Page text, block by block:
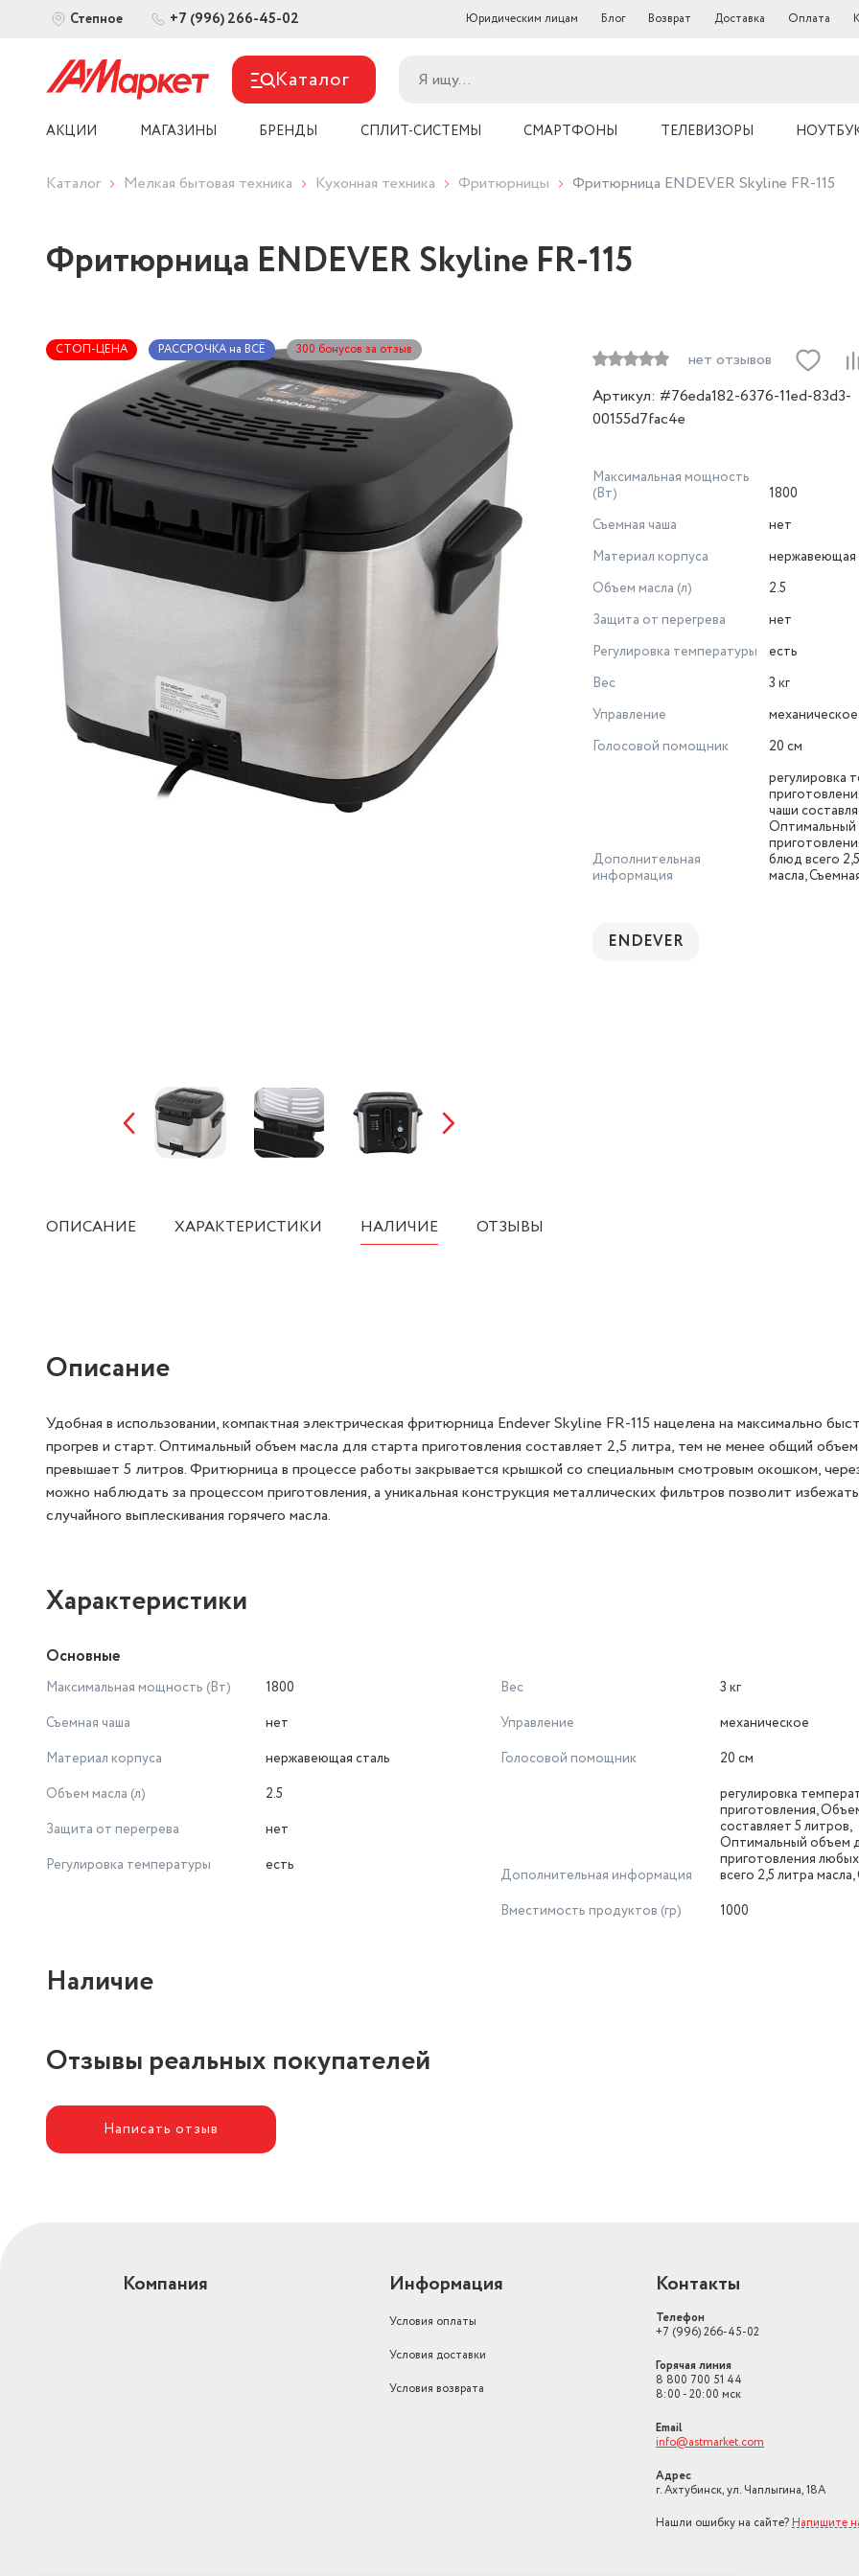
Степное +7 (996) 266-45-02 Юридическим лицам Блог Возврат Доставка Оплата
Каталог
АКЦИИ МАГАЗИНЫ БРЕНДЫ СПЛИТ-СИСТЕМЫ СМАРТФОНЫ ТЕЛЕВИЗОРЫ
Каталог Мелкая бытовая техника Кухонная техника Фритюрницы Фритюрница ENDEVER Skyline FR-115
Фритюрница ENDEVER Skyline FR-115
СТОП-ЦЕНА РАССРОЧКА на ВСЁ 300 бонусов за отзыв
нет отзывов
Артикул: #76eda182-6376-11ed-83d3-
00155d7fac4e
Максимальная мощность
(Вт)
1800
Съемная чаша
нет
Материал корпуса
нержавеющая
Объем масла (л)
2.5
Защита от перегрева
нет
Регулировка температуры
есть
Вес
3 кг
Управление
механическое
Голосовой помощник
20 см
Дополнительная
информация
регулировка
чаши
Оптимальный
блюд всего
масла,
ENDEVER
ОПИСАНИЕ ХАРАКТЕРИСТИКИ НАЛИЧИЕ ОТЗЫВЫ
Описание
Удобная в использовании, компактная электрическая фритюрница Endever Skyline FR-115 нацелена на максимально
прогрев и старт. Оптимальный объем масла для старта приготовления составляет 2,5 литра, тем не менее общий
превышает 5 литров. Фритюрница в процессе работы закрывается крышкой со специальным смотровым окошком,
можно наблюдать за процессом приготовления, а уникальная конструкция металлических фильтров позволит избежать
случайного выплескивания горячего масла.
Характеристики
Основные
Максимальная мощность (Вт)
1800
Съемная чаша
нет
Материал корпуса
нержавеющая сталь
Объем масла (л)
2.5
Защита от перегрева
нет
Регулировка температуры
есть
Вес
3 кг
Управление
механическое
Голосовой помощник
20 см
Дополнительная информация
регулировка
приготовления,
составляет 5 литров,
Оптимальный объем
приготовления
всего 2,5 литра
Вместимость продуктов (гр)
1000
Наличие
Отзывы реальных покупателей
Написать отзыв
Компания Информация
Условия оплаты
Условия доставки
Условия возврата
Контакты
Телефон
+7 (996) 266-45-02
Горячая линия
8 800 700 51 44
8:00 - 20:00 мск
Email
info@astmarket.com
Адрес
г. Ахтубинск, ул. Чаплыгина, 18А
Нашли ошибку на сайте? Напишите